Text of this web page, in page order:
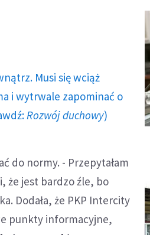
Musi się wciąż
i wytrwale zapominać o
Rozwój duchowy)
do normy. - Przepytałam
że jest bardzo źle, bo
Dodała, że PKP Intercity
punkty informacyjne,